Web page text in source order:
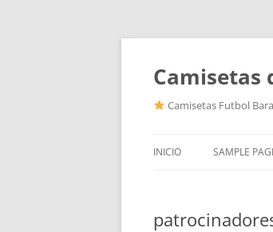
Camisetas
Camisetas Futbol
INICIO SAMPLE